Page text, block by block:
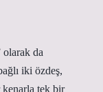
olarak da
iki özdeş,
tek bir